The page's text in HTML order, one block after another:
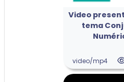
Video
tema
video/mp4